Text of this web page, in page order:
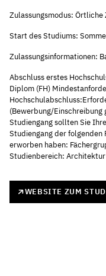
Zulassungsmodus: Örtliche
Start des Studiums:
Zulassungsinformationen:
Abschluss erstes
Diplom (FH)
(Bewerbung/
Studiengang sollten Sie
Studiengang der
erworben haben:
Studienbereich: Architektur
WEBSITE ZUM